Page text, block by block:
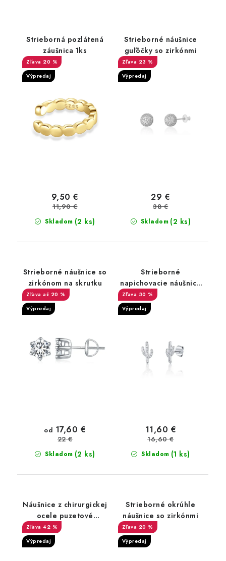
Strieborná pozlátená
záušnica 1ks
20 %
Výpredaj
Skladom (2 ks)
9,50 €
11,90 €
Strieborné náušnice
guľôčky so zirkónmi
23 %
Výpredaj
Skladom (2 ks)
29 €
38 €
Strieborné náušnice so
zirkónom na skrutku
až 20 %
Výpredaj
Skladom (2 ks)
od 17,60 €
22 €
Strieborné
napichovacie náušnice
so zirkónmi kaktus
30 %
Výpredaj
Skladom (1 ks)
11,60 €
16,60 €
Náušnice z chirurgickej
ocele puzetové
Amethyst
42 %
Výpredaj
Strieborné okrúhle
náušnice so zirkónmi
20 %
Výpredaj